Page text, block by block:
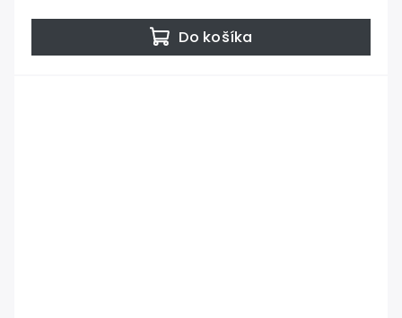
Do košíka